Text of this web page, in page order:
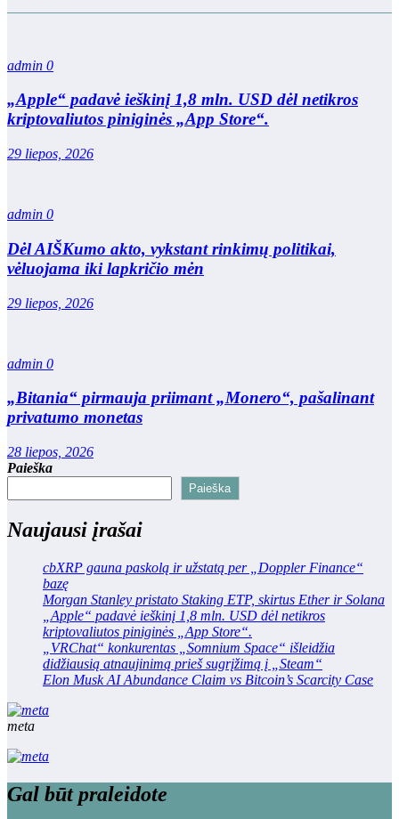
admin 0
„Apple“ padavė ieškinį 1,8 mln. USD dėl netikros
kriptovaliutos piniginės „App Store“.
29 liepos, 2026
admin 0
Dėl AIŠKumo akto, vykstant rinkimų politikai,
vėluojama iki lapkričio mėn
29 liepos, 2026
admin 0
„Bitania“ pirmauja priimant „Monero“, pašalinant
privatumo monetas
28 liepos, 2026
Paieška
Paieška
Naujausi įrašai
cbXRP gauna paskolą ir užstatą per „Doppler Finance“
bazę
Morgan Stanley pristato Staking ETP, skirtus Ether ir Solana
„Apple“ padavė ieškinį 1,8 mln. USD dėl netikros
kriptovaliutos piniginės „App Store“.
„VRChat“ konkurentas „Somnium Space“ išleidžia
didžiausią atnaujinimą prieš sugrįžimą į „Steam“
Elon Musk AI Abundance Claim vs Bitcoin’s Scarcity Case
meta
Gal būt praleidote